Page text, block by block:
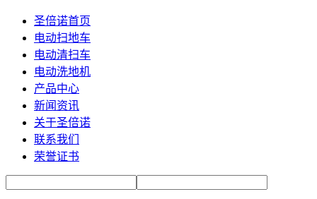
圣倍诺首页
电动扫地车
电动清扫车
电动洗地机
产品中心
新闻资讯
关于圣倍诺
联系我们
荣誉证书